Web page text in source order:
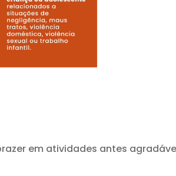
em atividades antes